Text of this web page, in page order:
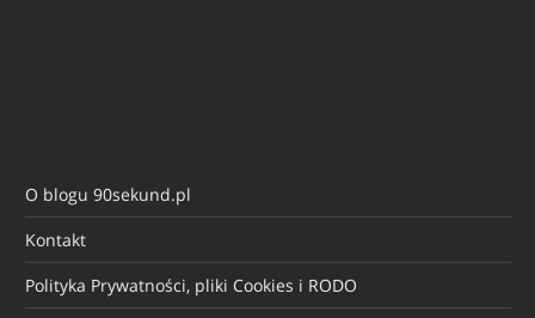
O blogu 90sekund.pl
Kontakt
Polityka Prywatności, pliki Cookies i RODO